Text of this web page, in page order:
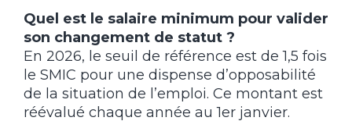
Quel est le salaire minimum pour valider
son changement de statut ?
En 2026, le seuil de référence est de 1,5 fois
le SMIC pour une dispense d’opposabilité
de la situation de l’emploi. Ce montant est
réévalué chaque année au 1er janvier.